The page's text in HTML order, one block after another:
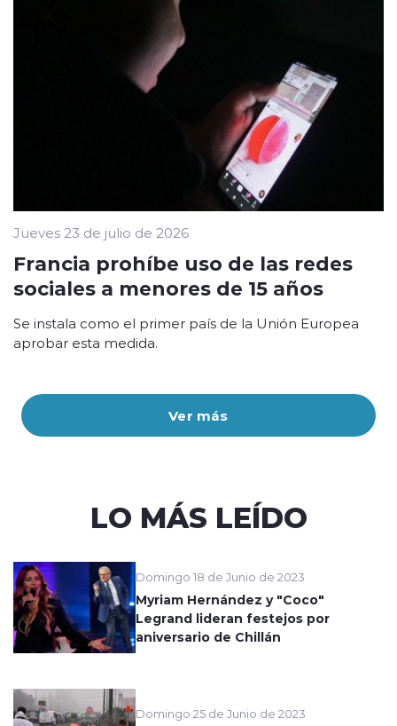
Ver más
Jueves 23 de julio de 2026
Francia prohíbe uso de las redes
sociales a menores de 15 años
Se instala como el primer país de la Unión Europea
aprobar esta medida.
LO MÁS LEÍDO
Domingo 18 de Junio de 2023
Myriam Hernández y "Coco"
Legrand lideran festejos por
aniversario de Chillán
Domingo 25 de Junio de 2023